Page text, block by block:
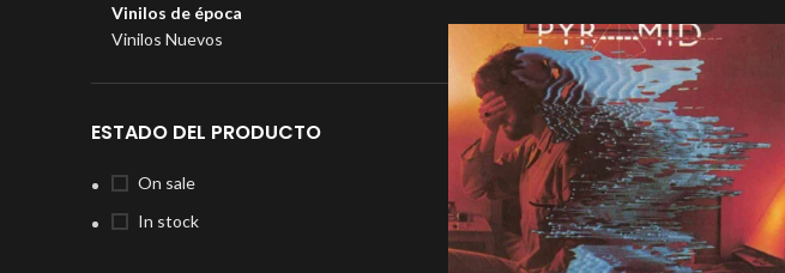
Vinilos de época
Vinilos Nuevos
ESTADO DEL PRODUCTO
On sale
In stock